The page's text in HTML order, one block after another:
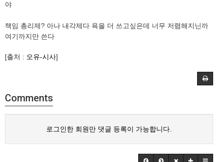
야
책임 총리제? 아나 내각제다 욕을 더 쓰고싶은데 너무 저렴해지닌까
여기까지만 쓴다
[출처 : 오유-시사]
Comments
로그인한 회원만 댓글 등록이 가능합니다.